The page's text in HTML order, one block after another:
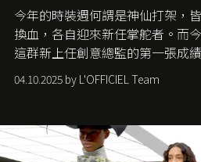
今年的時裝週何謂是神仙打架，
換血，各自迎來新任掌舵者。而
這群新上任創意總監的第一張成
們如何各顯神通。意大利老牌
難已救回，開雲集團任命成功曾
團市值一日蒸發 30 億美元，大
會忽略品牌的美學基礎，最後變
04.10.2025 by L'OFFICIEL Team